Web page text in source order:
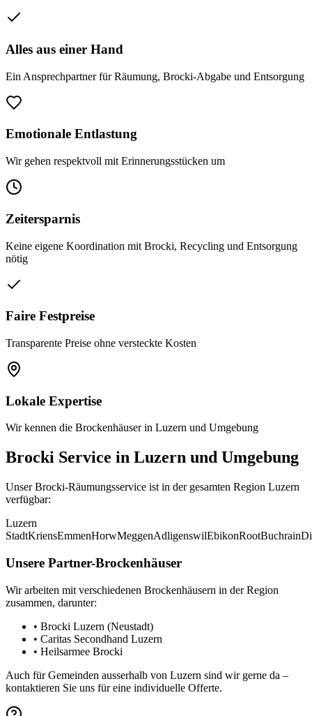
Alles aus einer Hand
Ein Ansprechpartner für Räumung, Brocki-Abgabe und Entsorgung
Emotionale Entlastung
Wir gehen respektvoll mit Erinnerungsstücken um
Zeitersparnis
Keine eigene Koordination mit Brocki, Recycling und Entsorgung
nötig
Faire Festpreise
Transparente Preise ohne versteckte Kosten
Lokale Expertise
Wir kennen die Brockenhäuser in Luzern und Umgebung
Brocki Service in Luzern und Umgebung
Unser Brocki-Räumungsservice ist in der gesamten Region Luzern
verfügbar:
Luzern
StadtKriensEmmenHorwMeggenAdligenswilEbikonRootBuchrain
Unsere Partner-Brockenhäuser
Wir arbeiten mit verschiedenen Brockenhäusern in der Region
zusammen, darunter:
• Brocki Luzern (Neustadt)
• Caritas Secondhand Luzern
• Heilsarmee Brocki
Auch für Gemeinden ausserhalb von Luzern sind wir gerne da –
kontaktieren Sie uns für eine individuelle Offerte.